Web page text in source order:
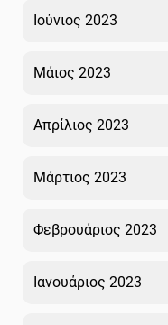
Ιούνιος 2023
Μάιος 2023
Απρίλιος 2023
Μάρτιος 2023
Φεβρουάριος 2023
Ιανουάριος 2023